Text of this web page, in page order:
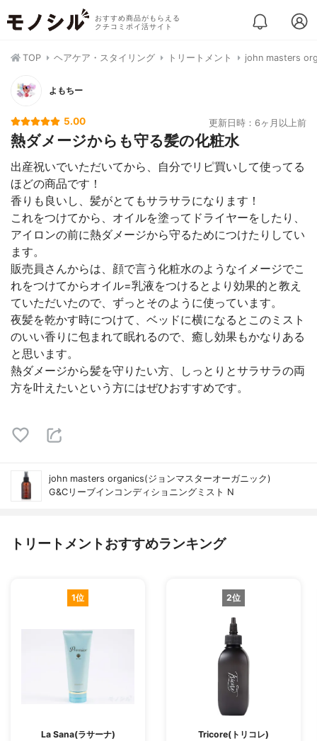
おすすめ商品がもらえる
クチコミポイ活サイト
TOP ヘアケア・スタイリング トリートメント john masters
よもちー
5.00 更新日時：6ヶ月以上前
熱ダメージからも守る髪の化粧水
出産祝いでいただいてから、自分でリピ買いして使ってる
ほどの商品です！
香りも良いし、髪がとてもサラサラになります！
これをつけてから、オイルを塗ってドライヤーをしたり、
アイロンの前に熱ダメージから守るためにつけたりしてい
ます。
販売員さんからは、顔で言う化粧水のようなイメージでこ
れをつけてからオイル=乳液をつけるとより効果的と教え
ていただいたので、ずっとそのように使っています。
夜髪を乾かす時につけて、ベッドに横になるとこのミスト
のいい香りに包まれて眠れるので、癒し効果もかなりある
と思います。
熱ダメージから髪を守りたい方、しっとりとサラサラの両
方を叶えたいという方にはぜひおすすめです。
john masters organics(ジョンマスターオーガニック)
G&Cリーブインコンディショニングミスト N
トリートメントおすすめランキング
1位
La Sana(ラサーナ)
2位
Tricore(トリコレ)